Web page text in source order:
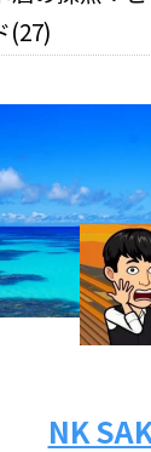
27
NK